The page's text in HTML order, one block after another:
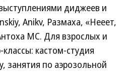
диджеев и
Anikv, Размаха, «Нееет,
МС. Для взрослых и
кастом-студия
занятия по аэрозольной